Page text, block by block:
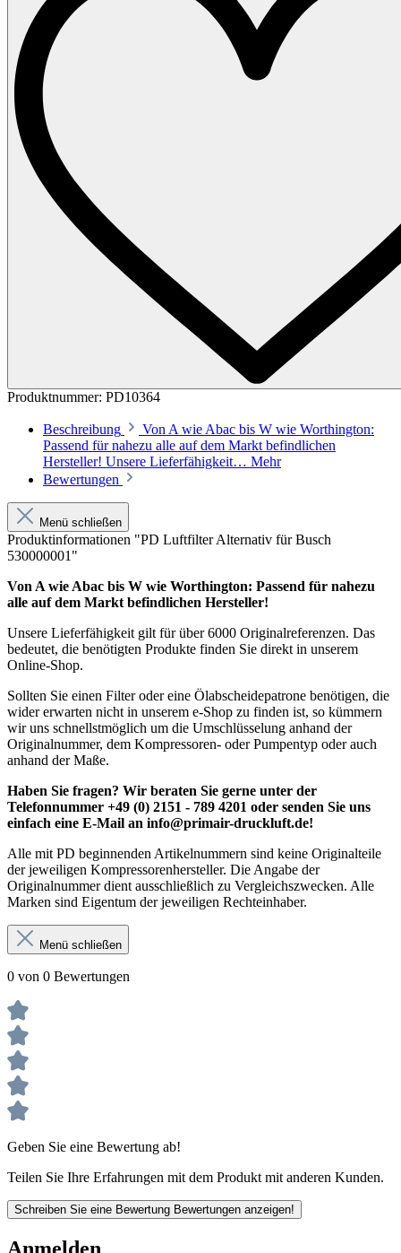
Produktnummer: PD10364
Beschreibung
Von A wie Abac bis W wie Worthington:
Passend für nahezu alle auf dem Markt befindlichen
Hersteller! Unsere Lieferfähigkeit… Mehr
Bewertungen
Menü schließen
Produktinformationen "PD Luftfilter Alternativ für Busch
530000001"
Von A wie Abac bis W wie Worthington: Passend für nahezu
alle auf dem Markt befindlichen Hersteller!
Unsere Lieferfähigkeit gilt für über 6000 Originalreferenzen. Das
bedeutet, die benötigten Produkte finden Sie direkt in unserem
Online-Shop.
Sollten Sie einen Filter oder eine Ölabscheidepatrone benötigen, die
wider erwarten nicht in unserem e-Shop zu finden ist, so kümmern
wir uns schnellstmöglich um die Umschlüsselung anhand der
Originalnummer, dem Kompressoren- oder Pumpentyp oder auch
anhand der Maße.
Haben Sie fragen? Wir beraten Sie gerne unter der
Telefonnummer +49 (0) 2151 - 789 4201 oder senden Sie uns
einfach eine E-Mail an info@primair-druckluft.de!
Alle mit PD beginnenden Artikelnummern sind keine Originalteile
der jeweiligen Kompressorenhersteller. Die Angabe der
Originalnummer dient ausschließlich zu Vergleichszwecken. Alle
Marken sind Eigentum der jeweiligen Rechteinhaber.
Menü schließen
0 von 0 Bewertungen
Geben Sie eine Bewertung ab!
Teilen Sie Ihre Erfahrungen mit dem Produkt mit anderen Kunden.
Schreiben Sie eine Bewertung Bewertungen anzeigen!
Anmelden